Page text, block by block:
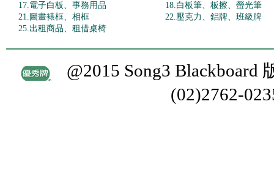
17.電子白板、事務用品
18.白板筆、板擦、螢光筆
21.圖畫裱框、相框
22.壓克力、鋁牌、班級牌
25.出租商品、租借桌椅
@2015 Song3 Blackboard
(02)2762-